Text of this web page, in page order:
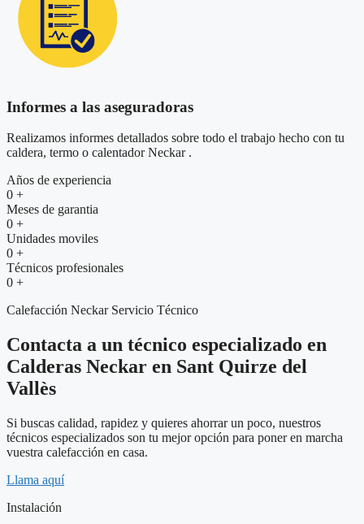
Informes a las aseguradoras
Realizamos informes detallados sobre todo el trabajo hecho con tu
caldera, termo o calentador Neckar .
Años de experiencia
0 +
Meses de garantia
0 +
Unidades moviles
0 +
Técnicos profesionales
0 +
Calefacción Neckar Servicio Técnico
Contacta a un técnico especializado en
Calderas Neckar en Sant Quirze del
Vallès
Si buscas calidad, rapidez y quieres ahorrar un poco, nuestros
técnicos especializados son tu mejor opción para poner en marcha
vuestra calefacción en casa.
Llama aquí
Instalación